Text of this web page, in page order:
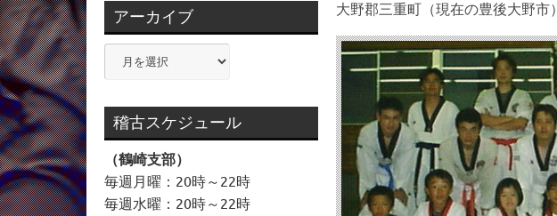
大野郡三重町（現在の豊後大野市
アーカイブ
ー
イ
ブ
稽古スケジュール
（鶴崎支部）
毎週月曜：20時～22時
毎週水曜：20時～22時